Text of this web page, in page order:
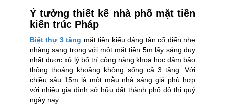
Ý tưởng thiết kế nhà phố mặt tiền
kiến trúc Pháp
Biệt thự 3 tầng mặt tiền kiểu dáng tân cổ điển nhẹ
nhàng sang trọng với một mặt tiền 5m lấy sáng duy
nhất được xử lý bố trí công năng khoa học đảm bảo
thông thoáng khoảng không sống cả 3 tầng. Với
chiều sâu 15m là một mẫu nhà sáng giá phù hợp
với nhiều gia đình sở hữu đất thành phố đô thị quý
ngày nay.